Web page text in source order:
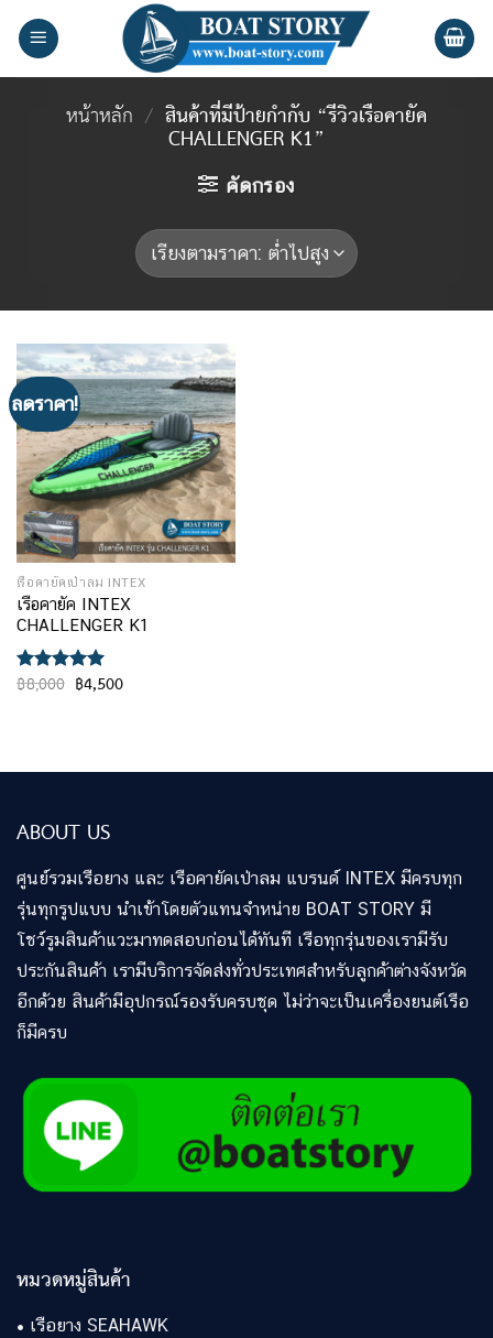
Skip
content
หน้าหลัก / สินค้าที่มีป้ายกำกับ “รีวิวเรือคายัค
CHALLENGER K1”
คัดกรอง
ลดราคา!
เรือคายัคเป่าลม INTEX
เรือคายัค INTEX
CHALLENGER K1
ให้คะแนน
฿8,000 Original
price
฿4,500Current
ABOUT US
ศูนย์รวมเรือยาง และ เรือคายัคเป่าลม แบรนด์ INTEX มีครบทุก
รุ่นทุกรูปแบบ นำเข้าโดยตัวแทนจำหน่าย BOAT STORY มี
โชว์รูมสินค้าแวะมาทดสอบก่อนได้ทันที เรือทุกรุ่นของเรามีรับ
ประกันสินค้า เรามีบริการจัดส่งทั่วประเทศสำหรับลูกค้าต่างจังหวัด
อีกด้วย สินค้ามีอุปกรณ์รองรับครบชุด ไม่ว่าจะเป็นเครื่องยนต์เรือ
ก็มีครบ
หมวดหมู่สินค้า
• เรือยาง SEAHAWK